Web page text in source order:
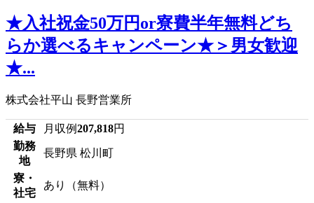
★入社祝金50万円or寮費半年無料どち
らか選べるキャンペーン★＞男女歓迎
★...
株式会社平山 長野営業所
給与 月収例207,818円
勤務
地
長野県 松川町
寮・
社宅
あり（無料）